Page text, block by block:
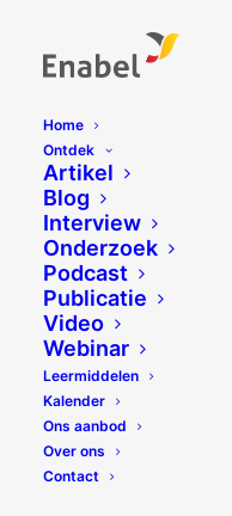
Home
Ontdek
Artikel
Blog
Interview
Onderzoek
Podcast
Publicatie
Video
Webinar
Leermiddelen
Kalender
Ons aanbod
Over ons
Contact